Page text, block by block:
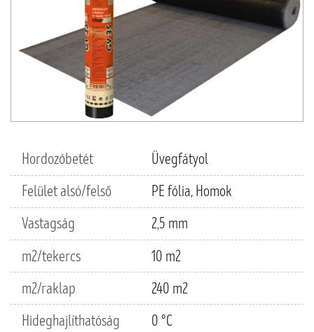
Hordozóbetét
Üvegfátyol
Felület alsó/felső
PE fólia, Homok
Vastagság
2,5 mm
m2/tekercs
10 m2
m2/raklap
240 m2
Hideghajlíthatóság
0 °C